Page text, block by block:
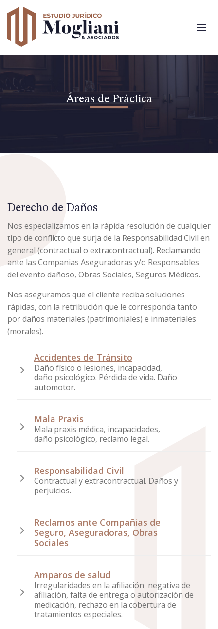
Estudio Jurídico Mogliani
Áreas de Práctica
Derecho de Daños
Nos especializamos en la rápida resolución de cualquier
tipo de conflicto que surja de la Responsabilidad Civil en
general (contractual o extracontractual). Reclamando
ante las Companias Aseguradoras y/o Responsables
del evento dañoso, Obras Sociales, Seguros Médicos.
Nos aseguramos que el cliente reciba soluciones
rápidas, con la retribución que le corresponda tanto
por daños materiales (patrimoniales) e inmateriales
(morales).
Accidentes de Tránsito
Daño físico o lesiones, incapacidad,
daño psicológico. Pérdida de vida. Daño
automotor.
Mala Praxis
Mala praxis médica, incapacidades,
daño psicológico, reclamo legal.
Responsabilidad Civil
Contractual y extracontractual. Daños y
perjuicios.
Reclamos ante Compañias de
Seguro, Aseguradoras, Obras
Sociales
Amparos de salud
Irregularidades en la afiliación, negativa de
afiliación, falta de entrega o autorización de
medicación, rechazo en la cobertura de
tratamientos especiales.